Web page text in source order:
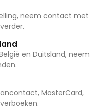
neem contact met
en Duitsland, neem
MasterCard,